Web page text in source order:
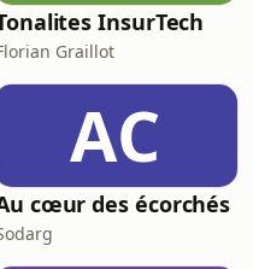
InsurTech
Graillot
AC
cœur des écorchés